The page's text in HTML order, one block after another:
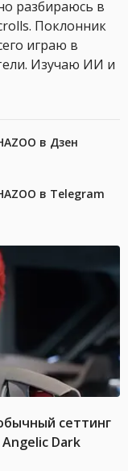
разбираюсь в
Поклонник
играю в
Изучаю ИИ и
в Дзен
в Telegram
сеттинг
Dark